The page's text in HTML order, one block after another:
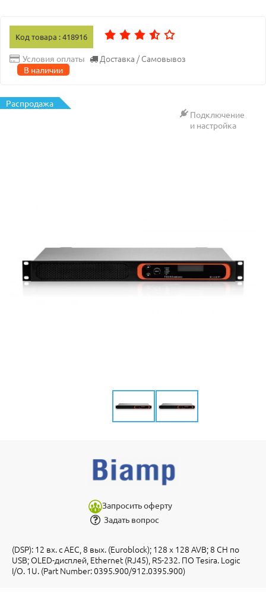
Код товара : 418916
Условия оплаты Доставка / Самовывоз
В наличии
Распродажа
Подключение
и настройка
Запросить оферту
Задать вопрос
(DSP): 12 вх. с AEC, 8 вых. (Euroblock); 128 х 128 AVB; 8 CH по
USB; OLED-дисплей, Ethernet (RJ45), RS-232. ПО Tesira. Logic
I/O. 1U. (Part Number: 0395.900/912.0395.900)